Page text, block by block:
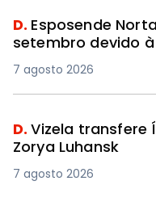
D. Esposende
setembro devido
7 agosto 2026
D.Vizela transfere
Zorya Luhansk
7 agosto 2026